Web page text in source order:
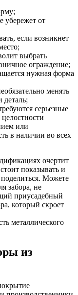
убережет от
если возникнет
выбрать
ограждение;
нужная форма
менять
деталь;
серьезные
или
в наличии во всех
очертит
показывать и
Можете
забора, не
приусадебный
который скроет
металлического
из